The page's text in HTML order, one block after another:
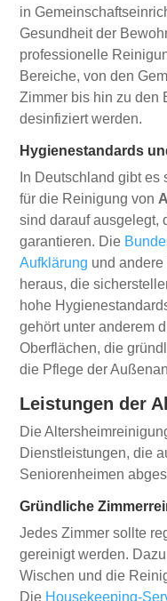
in
Gesundheit der
professionelle
Bereiche, von den
Zimmer bis hin zu den
desinfiziert werden.
Hygienestandards
In Deutschland gibt es
für die Reinigung von
sind darauf ausgelegt,
garantieren. Die
Aufklärung und
heraus, die
hohe
gehört unter anderem
Oberflächen, die
die Pflege der
Leistungen der
Die
Dienstleistungen, die
Seniorenheimen
Gründliche
Jedes Zimmer sollte
gereinigt werden.
Wischen und die
Die Housekeeping-